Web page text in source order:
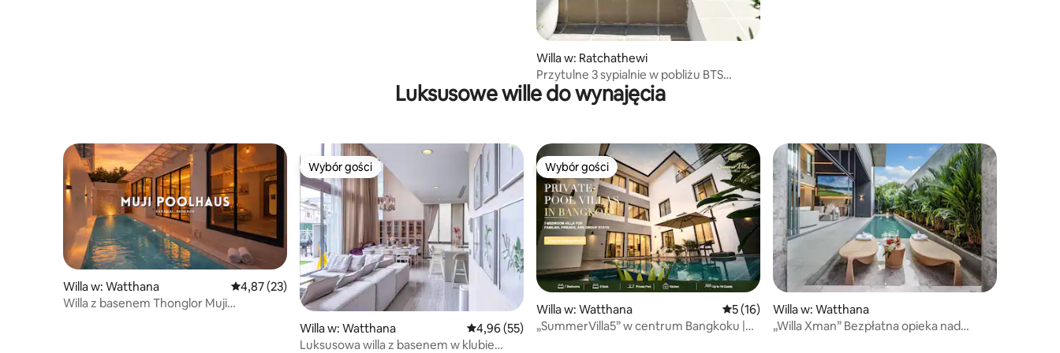
Willa w: Ratchathewi
Przytulne 3 sypialnie w pobliżu BTS
Ratchathewi
Luksusowe wille do wynajęcia
Willa w: Watthana Średnia ocena: 4,87 na 5, liczba recenzji: 23
4,87 (23)
Willa z basenem Thonglor Muji
Wybór gości
Wybór gości
Willa w: Watthana Średnia ocena: 4,96 na 5, liczba recenzji: 55
4,96 (55)
Luksusowa willa z basenem w klubie
Wybór gości
Wybór gości
Willa w: Watthana Średnia ocena: 5 na 5, liczba recenzji: 16
5 (16)
„SummerVilla5” w centrum Bangkoku |
Willa w: Watthana
„Willa Xman” Bezpłatna opieka nad